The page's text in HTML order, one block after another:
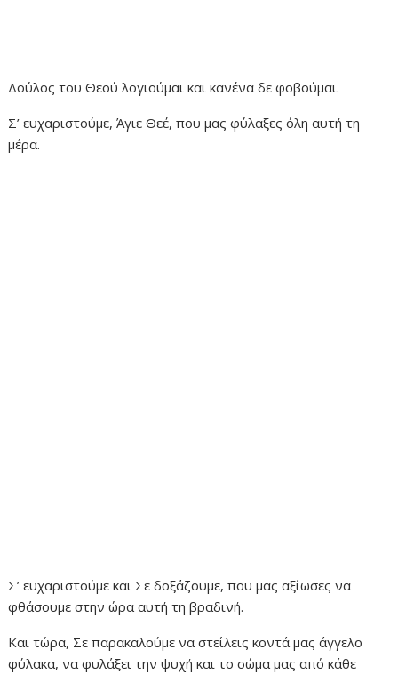
Δούλος του Θεού λογιούμαι και κανένα δε φοβούμαι.
Σ’ ευχαριστούμε, Άγιε Θεέ, που μας φύλαξες όλη αυτή τη
μέρα.
Σ’ ευχαριστούμε και Σε δοξάζουμε, που μας αξίωσες να
φθάσουμε στην ώρα αυτή τη βραδινή.
Και τώρα, Σε παρακαλούμε να στείλεις κοντά μας άγγελο
φύλακα, να φυλάξει την ψυχή και το σώμα μας από κάθε